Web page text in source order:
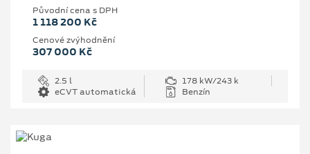
Původní cena s DPH
1 118 200 Kč
Cenové zvýhodnění
307 000 Kč
2.5 l
178 kW/243 k
eCVT automatická
Benzín